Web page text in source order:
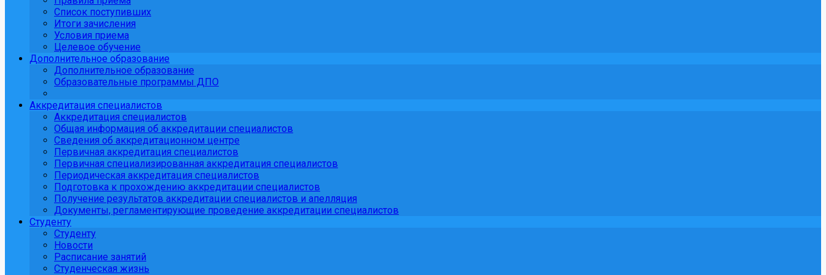
Список поступивших
Итоги зачисления
Условия приема
Целевое обучение
Дополнительное образование
Дополнительное образование
Образовательные программы ДПО
Аккредитация специалистов
Аккредитация специалистов
Общая информация об аккредитации специалистов
Сведения об аккредитационном центре
Первичная аккредитация специалистов
Первичная специализированная аккредитация специалистов
Периодическая аккредитация специалистов
Подготовка к прохождению аккредитации специалистов
Получение результатов аккредитации специалистов и апелляция
Документы, регламентирующие проведение аккредитации специалистов
Студенту
Студенту
Новости
Расписание занятий
Студенческая жизнь